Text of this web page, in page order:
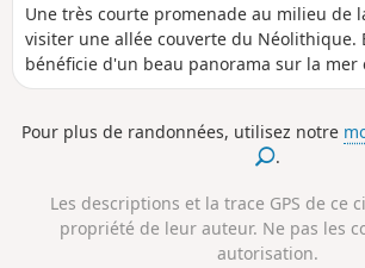
Une très courte promenade au milieu de
visiter une allée couverte du Néolithique.
bénéficie d'un beau panorama sur la mer
Pour plus de randonnées, utilisez notre
.
Les descriptions et la trace GPS de ce
propriété de leur auteur. Ne pas les
autorisation.